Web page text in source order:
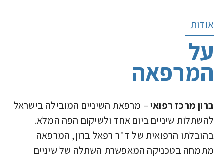
אודות
על
המרפאה
ברון מרכז רפואי– מרפאת השיניים המובילה בישראל
להשתלות שיניים ביום אחד ולשיקום הפה המלא.
בהובלתו הרפואית של ד"ר רפאל ברון, המרפאה
מתמחה בטכניקה המאפשרת השתלה של שיניים